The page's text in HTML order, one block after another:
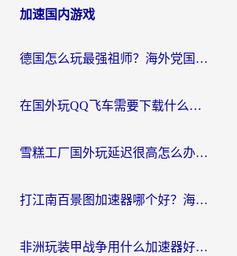
加速国内游戏
德国怎么玩最强祖师？海外党国服游戏加速器选择全攻略（附宝可梦Online实测）
在国外玩QQ飞车需要下载什么加速器呢？海外党亲测有效的国服游戏加速指南
雪糕工厂国外玩延迟很高怎么办？海外玩家国服游戏加速终极攻略（附实测推荐）
打江南百景图加速器哪个好？海外党踩坑N次后，终于找到不卡的秘诀
非洲玩装甲战争用什么加速器好？海外党亲测有效的国服游戏加速方案